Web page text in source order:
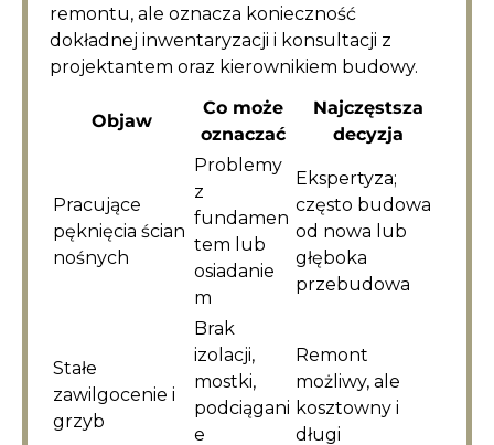
remontu, ale oznacza konieczność
dokładnej inwentaryzacji i konsultacji z
projektantem oraz kierownikiem budowy.
Objaw
Co może
oznaczać
Najczęstsza
decyzja
Pracujące
pęknięcia ścian
nośnych
Problemy
z
fundamen
tem lub
osiadanie
m
Ekspertyza;
często budowa
od nowa lub
głęboka
przebudowa
Stałe
zawilgocenie i
grzyb
Brak
izolacji,
mostki,
podciągani
e
Remont
możliwy, ale
kosztowny i
długi